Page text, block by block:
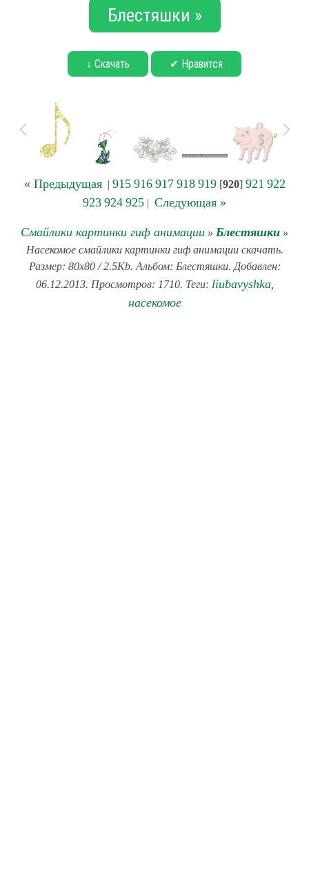
Блестяшки »
↓ Скачать ✔ Нравится
« Предыдущая| 915 916 917 918 919[920] 921 922
923 924 925 | Следующая »
Смайлики картинки гиф анимации » Блестяшки »
Насекомое смайлики картинки гиф анимации скачать.
Размер: 80x80 / 2.5Kb. Альбом: Блестяшки. Добавлен:
06.12.2013. Просмотров: 1710. Теги: liubavyshka,
насекомое